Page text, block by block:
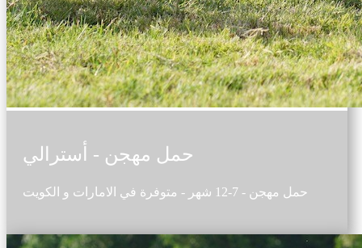
حمل مهجن - أسترالي
حمل مهجن - 7-12 شهر - متوفرة في الامارات و الكويت